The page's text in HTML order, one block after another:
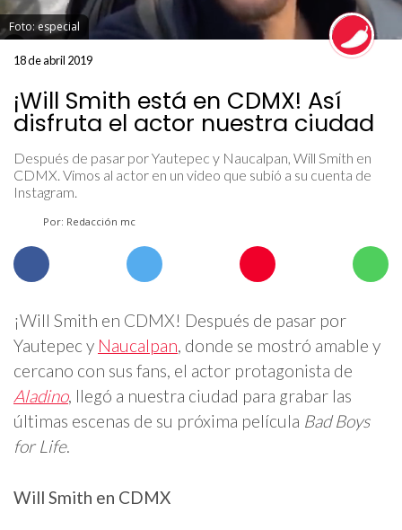
Foto: especial
18 de abril 2019
¡Will Smith está en CDMX! Así
disfruta el actor nuestra ciudad
Después de pasar por Yautepec y Naucalpan, Will Smith en
CDMX. Vimos al actor en un video que subió a su cuenta de
Instagram.
Por: Redacción mc
¡Will Smith en CDMX! Después de pasar por
Yautepec y Naucalpan, donde se mostró amable y
cercano con sus fans, el actor protagonista de
Aladino, llegó a nuestra ciudad para grabar las
últimas escenas de su próxima película Bad Boys
for Life.
Will Smith en CDMX